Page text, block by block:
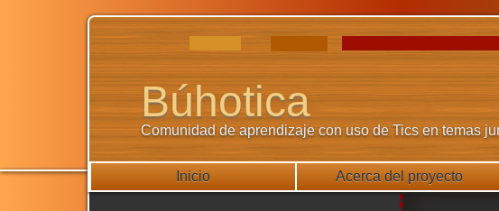
Búhotica
Comunidad de aprendizaje con uso de Tics en temas
Inicio Acerca del proyecto